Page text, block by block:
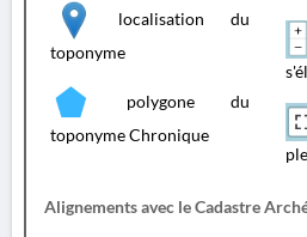
localisation du
toponyme
polygone du
toponyme Chronique
Alignements avec le Cadastre